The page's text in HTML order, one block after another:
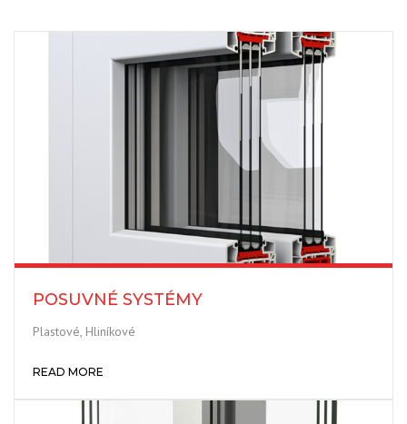
POSUVNÉ SYSTÉMY
Plastové, Hliníkové
READ MORE